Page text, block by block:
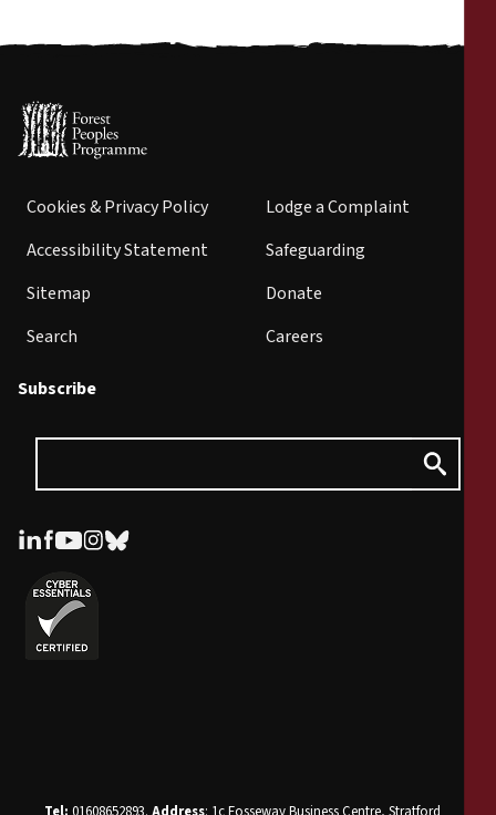
Cookies & Privacy Policy
Accessibility Statement
Sitemap
Search
Lodge a Complaint
Safeguarding
Donate
Careers
Subscribe